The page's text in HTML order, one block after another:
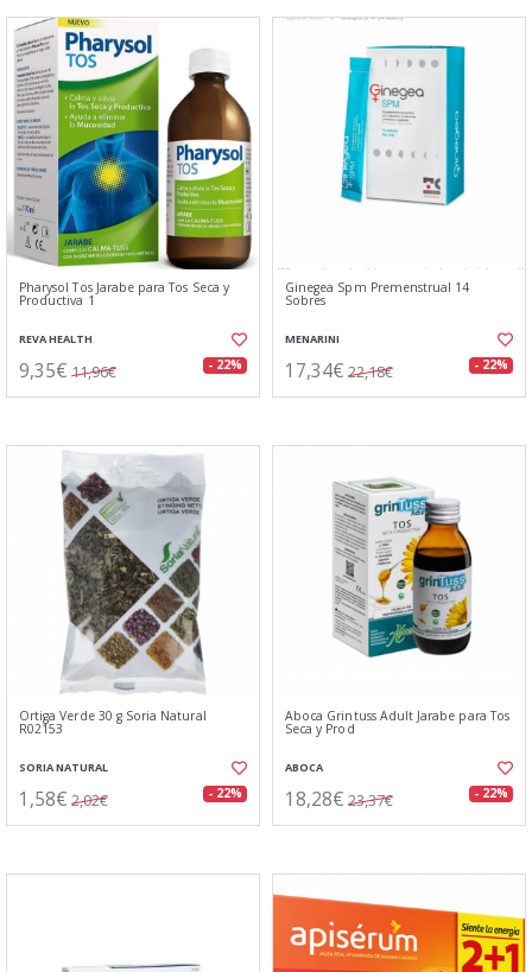
Pharysol Tos Jarabe para Tos Seca y
Productiva 1
REVA HEALTH
9,35€ 11,96€ - 22%
Ginegea Spm Premenstrual 14
Sobres
MENARINI
17,34€ 22,18€ - 22%
Ortiga Verde 30 g Soria Natural
R02153
SORIA NATURAL
1,58€ 2,02€ - 22%
Aboca Grintuss Adult Jarabe para Tos
Seca y Prod
ABOCA
18,28€ 23,37€ - 22%